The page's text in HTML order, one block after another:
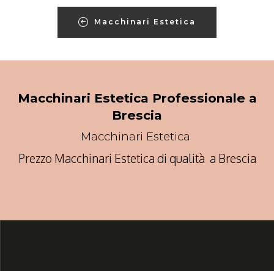
Macchinari Estetica
Macchinari Estetica Professionale a
Brescia
Macchinari Estetica
Prezzo Macchinari Estetica di qualità a Brescia